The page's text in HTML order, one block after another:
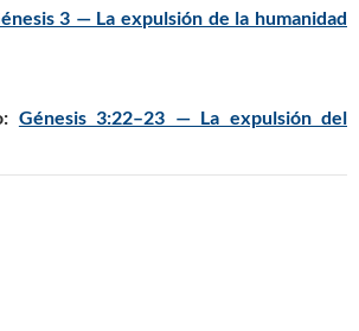
3 — La expulsión de la humanidad
Génesis 3:22–23 — La expulsión del